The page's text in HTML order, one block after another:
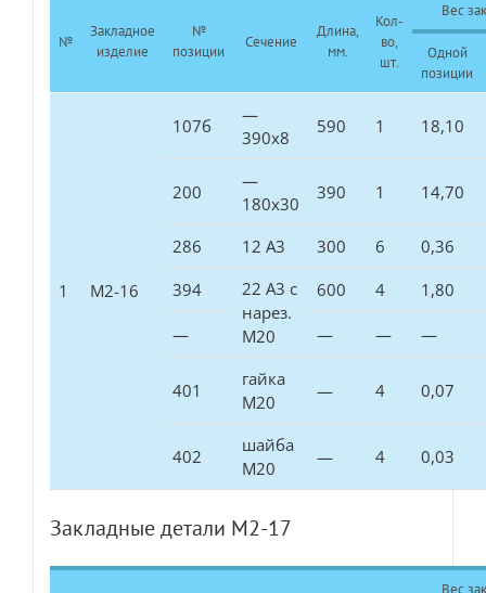
№
Закладное
изделие
№
позиции
Сечение
Длина,
мм.
Кол-
во,
шт.
Вес
Одной
позиции
1 М2-16
107б
—
390х8
590 1 18,10
200
—
180х30
390 1 14,70
286 12 А3 300 6
0,36
394
22 А3 с
нарез.
М20
600 4 1,80
— — — —
401
гайка
М20
— 4 0,07
402
шайба
М20
— 4 0,03
Закладные детали М2-17
Вес